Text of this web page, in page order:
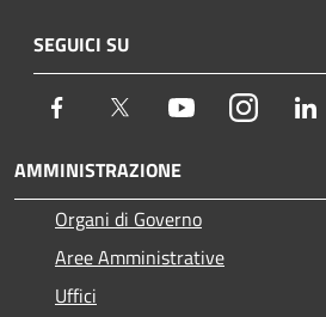
SEGUICI SU
Facebook Twitter YoutubeInstagram
AMMINISTRAZIONE
Organi di Governo
Aree Amministrative
Uffici